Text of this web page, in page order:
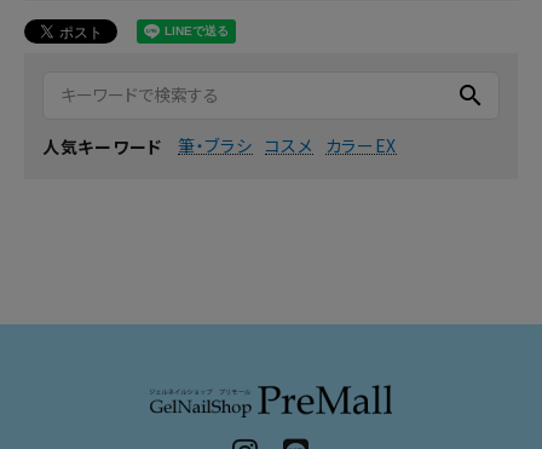
search
人気キーワード 筆・ブラシ コスメ カラーEX